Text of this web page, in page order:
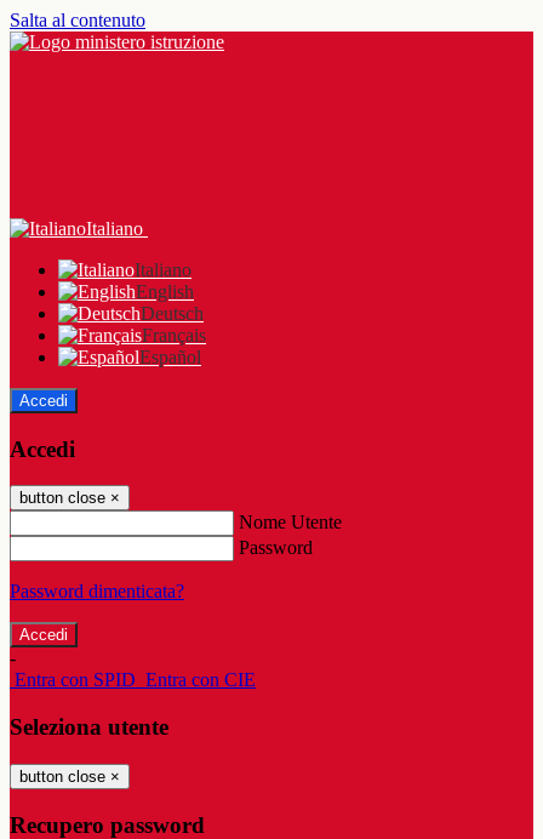
Salta al contenuto
Italiano
Italiano
English
Deutsch
Français
Español
Accedi
Accedi
button close ×
Nome Utente
Password
Password dimenticata?
-
Entra con SPID Entra con CIE
Seleziona utente
button close ×
Recupero password